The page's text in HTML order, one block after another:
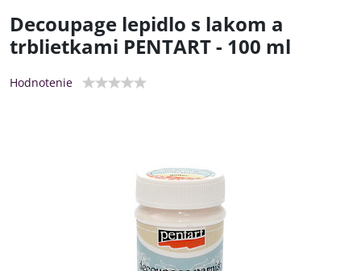
Decoupage lepidlo s lakom a
trblietkami PENTART - 100 ml
Hodnotenie